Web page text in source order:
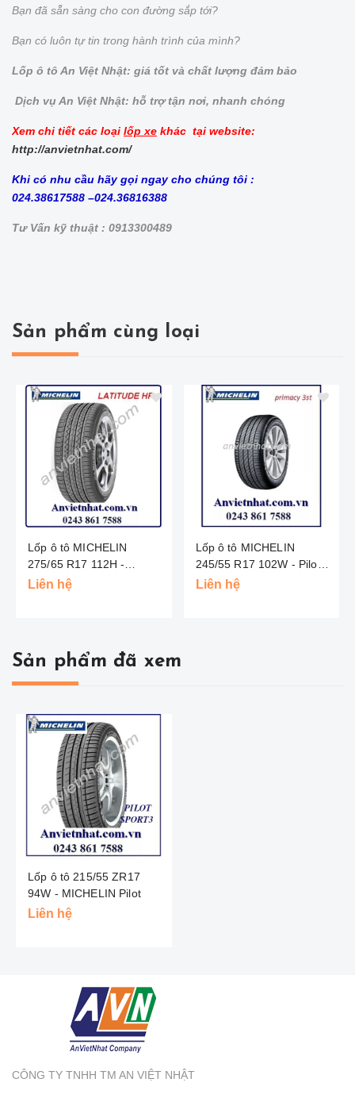
Bạn đã sẵn sàng cho con đường sắp tới?
Bạn có luôn tự tin trong hành trình của mình?
Lốp ô tô An Việt Nhật: giá tốt và chất lượng đảm bảo
Dịch vụ An Việt Nhật: hỗ trợ tận nơi, nhanh chóng
Xem chi tiết các loại lốp xe khác tại website:
http://anvietnhat.com/
Khi có nhu cầu hãy gọi ngay cho chúng tôi :
024.38617588 –024.36816388
Tư Vấn kỹ thuật : 0913300489
Sản phẩm cùng loại
Lốp ô tô MICHELIN
275/65 R17 112H -
Latitude Tour HP - Châu
Liên hệ
Lốp ô tô MICHELIN
245/55 R17 102W - Pilot
Primacy - Châu Âu
Liên hệ
Sản phẩm đã xem
Lốp ô tô 215/55 ZR17
94W - MICHELIN Pilot
Sport 3 ST - Thái Lan
Liên hệ
CÔNG TY TNHH TM AN VIỆT NHẬT